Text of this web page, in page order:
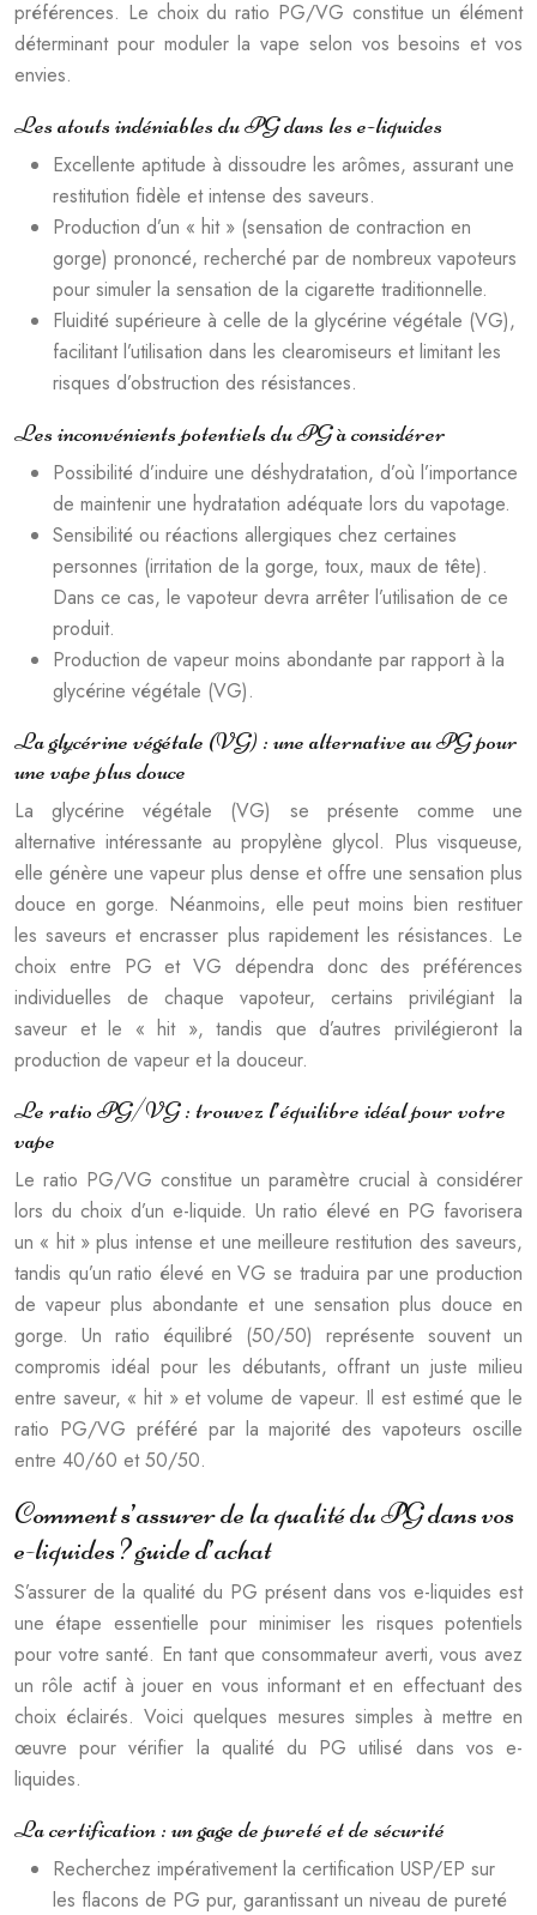
préférences. Le choix du ratio PG/VG constitue un élément
déterminant pour moduler la vape selon vos besoins et vos
envies.
Les atouts indéniables du PG dans les e-liquides
Excellente aptitude à dissoudre les arômes, assurant une
restitution fidèle et intense des saveurs.
Production d’un « hit » (sensation de contraction en
gorge) prononcé, recherché par de nombreux vapoteurs
pour simuler la sensation de la cigarette traditionnelle.
Fluidité supérieure à celle de la glycérine végétale (VG),
facilitant l’utilisation dans les clearomiseurs et limitant les
risques d’obstruction des résistances.
Les inconvénients potentiels du PG à considérer
Possibilité d’induire une déshydratation, d’où l’importance
de maintenir une hydratation adéquate lors du vapotage.
Sensibilité ou réactions allergiques chez certaines
personnes (irritation de la gorge, toux, maux de tête).
Dans ce cas, le vapoteur devra arrêter l’utilisation de ce
produit.
Production de vapeur moins abondante par rapport à la
glycérine végétale (VG).
La glycérine végétale (VG) : une alternative au PG pour
une vape plus douce
La glycérine végétale (VG) se présente comme une
alternative intéressante au propylène glycol. Plus visqueuse,
elle génère une vapeur plus dense et offre une sensation plus
douce en gorge. Néanmoins, elle peut moins bien restituer
les saveurs et encrasser plus rapidement les résistances. Le
choix entre PG et VG dépendra donc des préférences
individuelles de chaque vapoteur, certains privilégiant la
saveur et le « hit », tandis que d’autres privilégieront la
production de vapeur et la douceur.
Le ratio PG/VG : trouvez l’équilibre idéal pour votre
vape
Le ratio PG/VG constitue un paramètre crucial à considérer
lors du choix d’un e-liquide. Un ratio élevé en PG favorisera
un « hit » plus intense et une meilleure restitution des saveurs,
tandis qu’un ratio élevé en VG se traduira par une production
de vapeur plus abondante et une sensation plus douce en
gorge. Un ratio équilibré (50/50) représente souvent un
compromis idéal pour les débutants, offrant un juste milieu
entre saveur, « hit » et volume de vapeur. Il est estimé que le
ratio PG/VG préféré par la majorité des vapoteurs oscille
entre 40/60 et 50/50.
Comment s’assurer de la qualité du PG dans vos
e-liquides ? guide d’achat
S’assurer de la qualité du PG présent dans vos e-liquides est
une étape essentielle pour minimiser les risques potentiels
pour votre santé. En tant que consommateur averti, vous avez
un rôle actif à jouer en vous informant et en effectuant des
choix éclairés. Voici quelques mesures simples à mettre en
œuvre pour vérifier la qualité du PG utilisé dans vos e-
liquides.
La certification : un gage de pureté et de sécurité
Recherchez impérativement la certification USP/EP sur
les flacons de PG pur, garantissant un niveau de pureté